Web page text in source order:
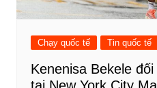
Chạy quốc tế Tin quốc tế
Kenenisa Bekele